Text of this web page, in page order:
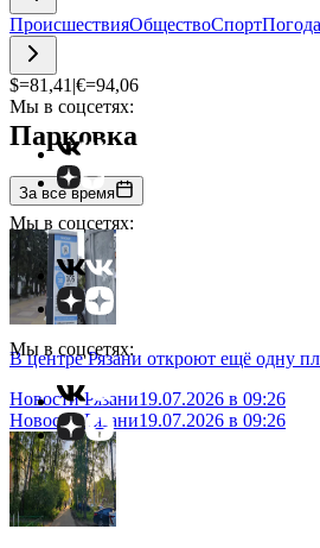
ПроисшествияОбществоСпортПогода
$=81,41 |€=94,06
Мы в соцсетях:
Мы в соцсетях:
Мы в соцсетях:
Парковка
За все время
В центре Рязани откроют ещё одну
Новости Рязани19.07.2026 в 09:26
Новости Рязани19.07.2026 в 09:26